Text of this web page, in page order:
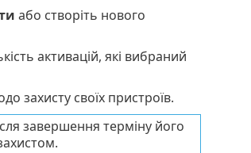
або створіть нового
активацій, які вибраний
захисту своїх пристроїв.
завершення терміну його